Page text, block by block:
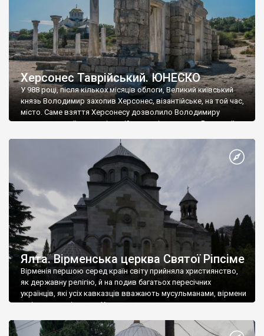
Херсонес Таврійський. ЮНЕСКО
У 988 році, після кількох місяців облоги, Великий київський
князь Володимир захопив Херсонес, візантійське, на той час,
місто. Саме взяття Херсонесу дозволило Володимиру
диктувати свої умови візантійському імператору Василю ІІ, та
Херсонесі Володимир-язичник, став Василем-християнином.
А потім було Хрещення Русі. На честь Херсонесу Таврійського
Ялта. Вірменська церква Святої Ріпсіме
Вірменія першою серед країн світу прийняла християнство,
як державну релігію, й на подив багатьох пересічних
українців, які усіх кавказців вважають мусульманами, вірмени
є відданими вірянами Христа